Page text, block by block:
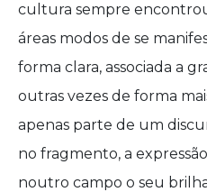
cultura sempre
áreas modos de se
forma clara, associada a
outras vezes de forma
apenas parte de um
no fragmento, a
noutro campo o seu